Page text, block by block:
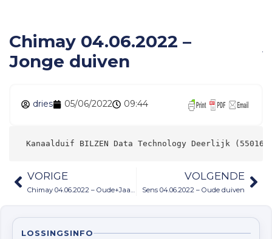
Chimay 04.06.2022 –
Jonge duiven
dries 05/06/2022 09:44
Kanaalduif BILZEN Data Technology
VORIGE
Chimay 04.06.2022 – Oude+Jaard.
VOLGENDE
Sens 04.06.2022 – Oude duiven
LOSSINGSINFO